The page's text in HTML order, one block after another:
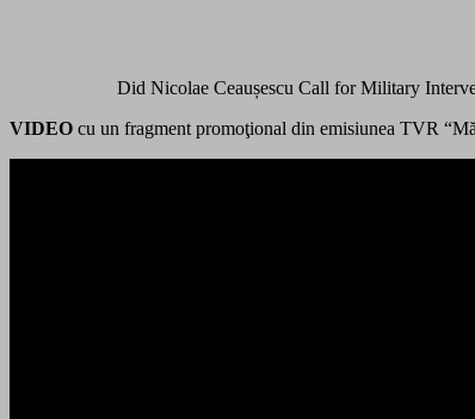
Did Nicolae Ceaușescu Call for Military
VIDEO cu un fragment promoţional din emisiunea TVR